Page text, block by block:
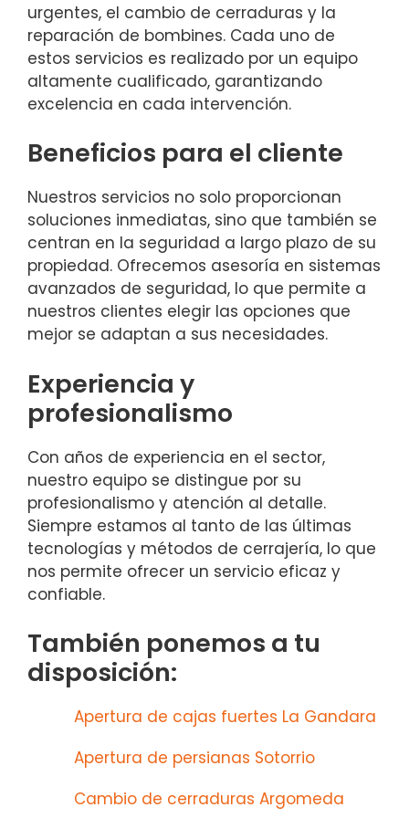
urgentes, el cambio de cerraduras y la
reparación de bombines. Cada uno de
estos servicios es realizado por un equipo
altamente cualificado, garantizando
excelencia en cada intervención.
Beneficios para el cliente
Nuestros servicios no solo proporcionan
soluciones inmediatas, sino que también se
centran en la seguridad a largo plazo de su
propiedad. Ofrecemos asesoría en sistemas
avanzados de seguridad, lo que permite a
nuestros clientes elegir las opciones que
mejor se adaptan a sus necesidades.
Experiencia y
profesionalismo
Con años de experiencia en el sector,
nuestro equipo se distingue por su
profesionalismo y atención al detalle.
Siempre estamos al tanto de las últimas
tecnologías y métodos de cerrajería, lo que
nos permite ofrecer un servicio eficaz y
confiable.
También ponemos a tu
disposición:
Apertura de cajas fuertes La Gandara
Apertura de persianas Sotorrio
Cambio de cerraduras Argomeda